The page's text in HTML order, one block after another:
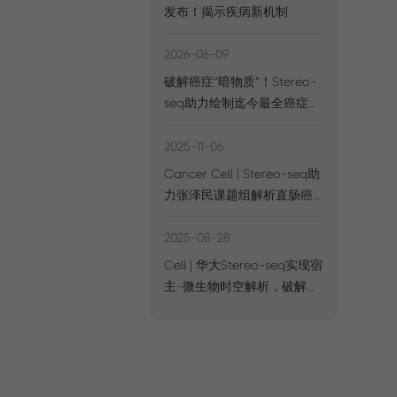
发布！揭示疾病新机制
2026-06-09
破解癌症“暗物质”！Stereo-
seq助力绘制迄今最全癌症
2025-11-06
Cancer Cell | Stereo-seq助
力张泽民课题组解析直肠癌
2025-08-28
Cell | 华大Stereo-seq实现宿
主-微生物时空解析，破解